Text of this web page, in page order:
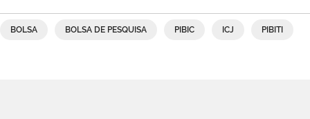
BOLSA BOLSA DE PESQUISA PIBIC ICJ PIBITI